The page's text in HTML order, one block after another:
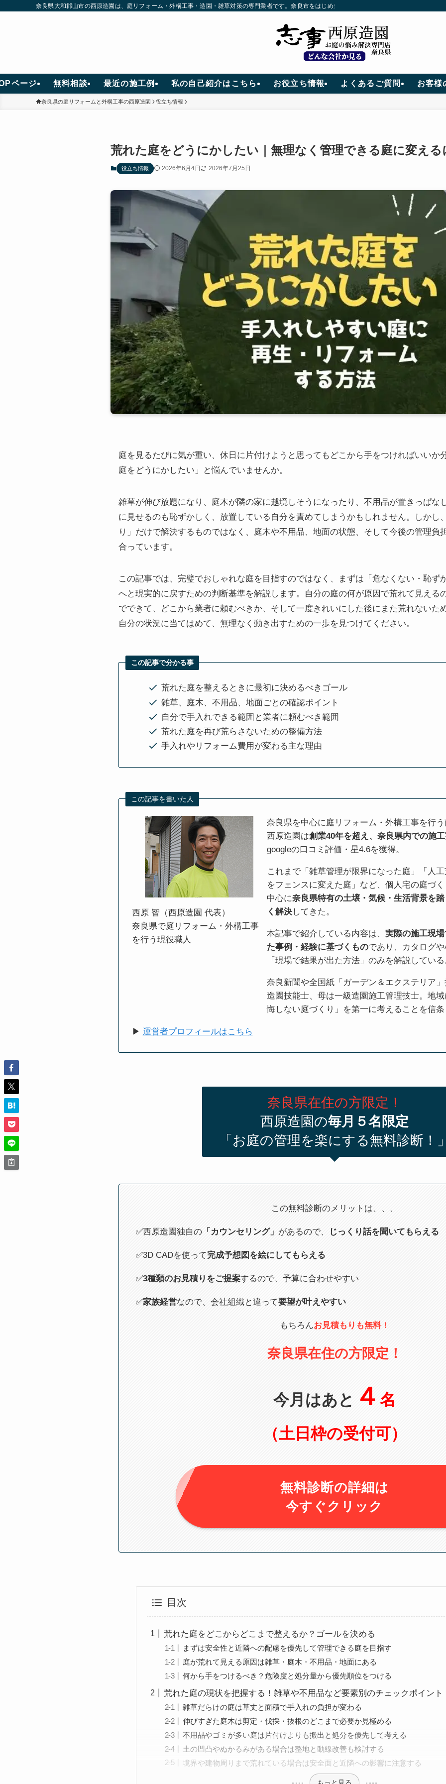
奈良県大和郡山市の西原造園は、庭リフォーム・外構工事・造園・雑草対策の専門業者です。奈良市をはじめ奈良県全域に対応。創業40年、口コ
ページ 無料相談 最近の施工例 私の自己紹介はこちら お役立ち情報 よくあるご質問 お客様
奈良県の庭リフォームと外構工事の西原造園 役立ち情報
荒れた庭をどうにかしたい｜無理なく管理できる庭に変える
役立ち情報 2026年6月4日 2026年7月25日
庭を見るたびに気が重い、休日に片付けようと思ってもどこから手をつければいいか
庭をどうにかしたい」と悩んでいませんか。
雑草が伸び放題になり、庭木が隣の家に越境しそうになったり、不用品が置きっぱな
に見せるのも恥ずかしく、放置している自分を責めてしまうかもしれません。しかし
り」だけで解決するものではなく、庭木や不用品、地面の状態、そして今後の管理負
合っています。
この記事では、完璧でおしゃれな庭を目指すのではなく、まずは「危なくない・恥ず
へと現実的に戻すための判断基準を解説します。自分の庭の何が原因で荒れて見える
でできて、どこから業者に頼むべきか、そして一度きれいにした後にまた荒れないた
自分の状況に当てはめて、無理なく動き出すための一歩を見つけてください。
この記事で分かる事
荒れた庭を整えるときに最初に決めるべきゴール
雑草、庭木、不用品、地面ごとの確認ポイント
自分で手入れできる範囲と業者に頼むべき範囲
荒れた庭を再び荒らさないための整備方法
手入れやリフォーム費用が変わる主な理由
この記事を書いた人
西原 智（西原造園 代表）
奈良県で庭リフォーム・外構工事
を行う現役職人
奈良県を中心に庭リフォーム・外構工事を行
西原造園は創業40年を超え、奈良県内での施
googleの口コミ評価・星4.6を獲得。
これまで「雑草管理が限界になった庭」「人
をフェンスに変えた庭」など、個人宅の庭づ
中心に奈良県特有の土壌・気候・生活背景を
く解決してきた。
本記事で紹介している内容は、実際の施工現
た事例・経験に基づくものであり、カタログ
「現場で結果が出た方法」のみを解説してい
奈良新聞や全国紙「ガーデン＆エクステリア
造園技能士、母は一級造園施工管理技士。地
悔しない庭づくり」を第一に考えることを信
▶ 運営者プロフィールはこちら
奈良県在住の方限定！
西原造園の毎月５名限定
「お庭の管理を楽にする無料診断！
この無料診断のメリットは、、、
✅西原造園独自の 「カウンセリング」 があるので、 じっくり話を聞いてもらえる
✅3D CADを使って完成予想図を絵にしてもらえる
✅3種類のお見積りをご提案するので、予算に合わせやすい
✅家族経営なので、会社組織と違って要望が叶えやすい
もちろんお見積もりも無料！
奈良県在住の方限定！
今月はあと ４ 名
（土日枠の受付可）
無料診断の詳細は
今すぐクリック
目次
荒れた庭をどこからどこまで整えるか？ゴールを決める
まずは安全性と近隣への配慮を優先して管理できる庭を目指す
庭が荒れて見える原因は雑草・庭木・不用品・地面にある
何から手をつけるべき？危険度と処分量から優先順位をつける
荒れた庭の現状を把握する！雑草や不用品など要素別のチェックポイント
雑草だらけの庭は草丈と面積で手入れの負担が変わる
伸びすぎた庭木は剪定・伐採・抜根のどこまで必要か見極める
不用品やゴミが多い庭は片付けよりも搬出と処分を優先して考える
土の凹凸やぬかるみがある場合は整地と動線改善も検討する
境界や建物周りまで荒れている場合は安全面と近隣への影響に注意する